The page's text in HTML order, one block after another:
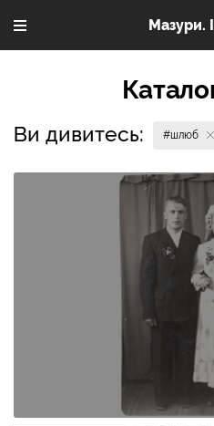
Мазури.
Ви дивитесь: #шлюб